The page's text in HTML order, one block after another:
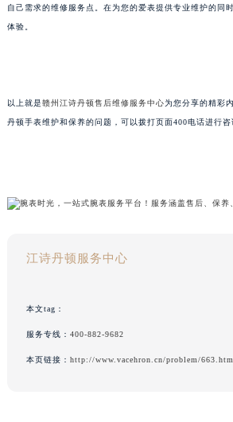
自己需求的维修服务点。在为您的爱表提供专业维护的同
体验。
以上就是赣州江诗丹顿售后维修服务中心为您分享的精彩
丹顿手表维护和保养的问题，可以拨打页面400电话进行咨
江诗丹顿服务中心
本文tag：
服务专线： 400-882-9682
本页链接： http://www.vacehron.cn/problem/